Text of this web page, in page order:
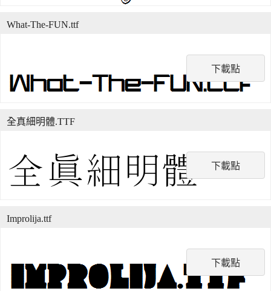
下載點
What-The-FUN.ttf
下載點
全真細明體.TTF
下載點
Improlija.ttf